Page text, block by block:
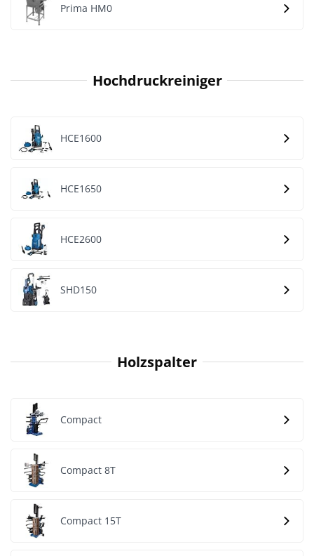
Prima HM0
Hochdruckreiniger
HCE1600
HCE1650
HCE2600
SHD150
Holzspalter
Compact
Compact 8T
Compact 15T